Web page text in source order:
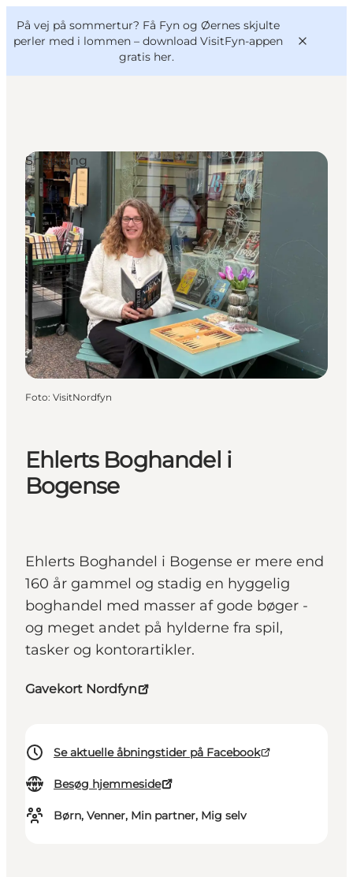
På vej på sommertur? Få Fyn og Øernes skjulte
perler med i lommen – download VisitFyn-appen
gratis her.
Oplevelser
Outdoor
Mad og drikke
Overnatning
Book lokale oplevelser
VisitFyn
Deutsch
Ehlerts Boghandel i
Bogense
Ehlerts Boghandel i Bogense er mere end
160 år gammel og stadig en hyggelig
boghandel med masser af gode bøger -
og meget andet på hylderne fra spil,
tasker og kontorartikler.
Gavekort Nordfyn
Se aktuelle åbningstider på Facebook
Besøg hjemmeside
Børn, Venner, Min partner, Mig selv
Shopping
Foto: VisitNordfyn